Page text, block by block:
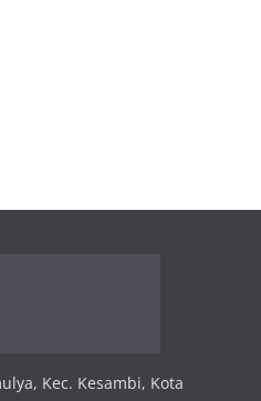
Kec. Kesambi, Kota